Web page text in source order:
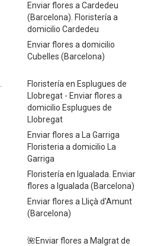
Enviar flores a Cardedeu
(Barcelona). Floristería a
domicilio Cardedeu
Enviar flores a domicilio
Cubelles (Barcelona)
Floristería en Esplugues de
Llobregat - Enviar flores a
domicilio Esplugues de
Llobregat
Enviar flores a La Garriga
Floristeria a domicilio La
Garriga
Floristería en Igualada. Enviar
flores a Igualada (Barcelona)
Enviar flores a Lliçà d'Amunt
(Barcelona)
🌺Enviar flores a Malgrat de